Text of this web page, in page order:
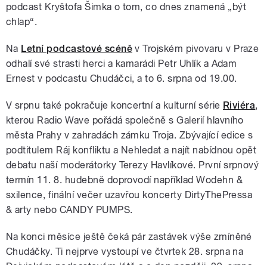
podcast Kryštofa Šimka o tom, co dnes znamená „být
chlap“.
Na Letní podcastové scéně v Trojském pivovaru v Praze
odhalí své strasti herci a kamarádi Petr Uhlík a Adam
Ernest v podcastu Chudáčci, a to 6. srpna od 19.00.
V srpnu také pokračuje koncertní a kulturní série Riviéra,
kterou Radio Wave pořádá společně s Galerií hlavního
města Prahy v zahradách zámku Troja. Zbývající edice s
podtitulem Ráj konfliktu a Nehledat a najít nabídnou opět
debatu naší moderátorky Terezy Havlíkové. První srpnový
termín 11. 8. hudebně doprovodí například Wodehn &
sxilence, finální večer uzavřou koncerty DirtyThePressa
& arty nebo CANDY PUMPS.
Na konci měsíce ještě čeká pár zastávek výše zmíněné
Chudáčky. Ti nejprve vystoupí ve čtvrtek 28. srpna na